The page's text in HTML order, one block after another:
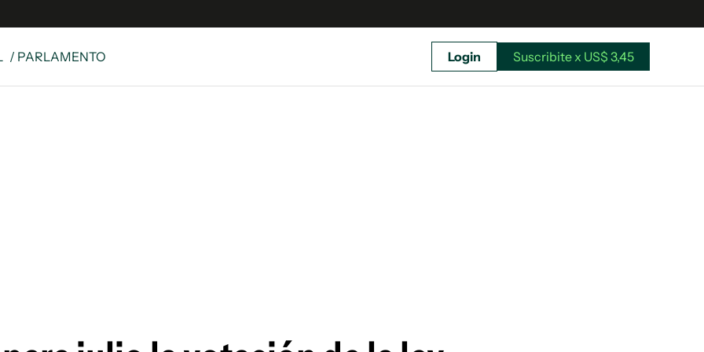
/ PARLAMENTO Login Suscribite x US$ 3,45